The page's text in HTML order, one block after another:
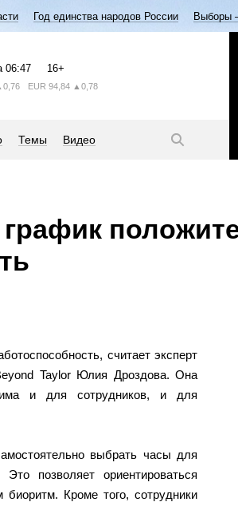
Год единства народов России Выборы
06:47 16+
EUR 94,84 ▲0,78
Темы Видео
график
считает эксперт
Taylor Юлия Дроздова. Она
и для сотрудников, и для
выбрать часы для
позволяет ориентироваться
Кроме того, сотрудники